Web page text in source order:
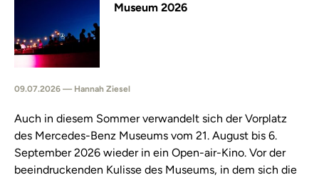
Museum 2026
09.07.2026 — Hannah Ziesel
Auch in diesem Sommer verwandelt sich der Vorplatz
des Mercedes-Benz Museums vom 21. August bis 6.
September 2026 wieder in ein Open-air-Kino. Vor der
beeindruckenden Kulisse des Museums, in dem sich die